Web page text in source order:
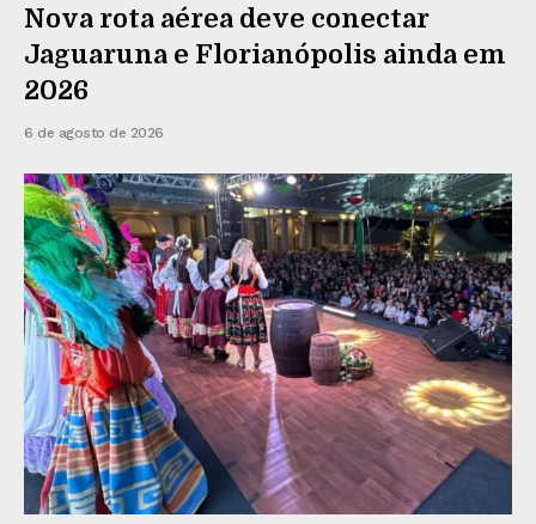
Nova rota aérea deve conectar
Jaguaruna e Florianópolis ainda em
2026
6 de agosto de 2026